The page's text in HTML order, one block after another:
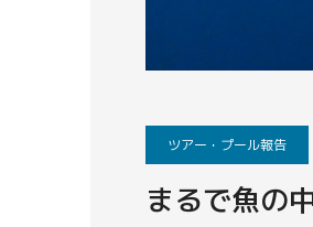
ツアー・プール報告
まるで魚の